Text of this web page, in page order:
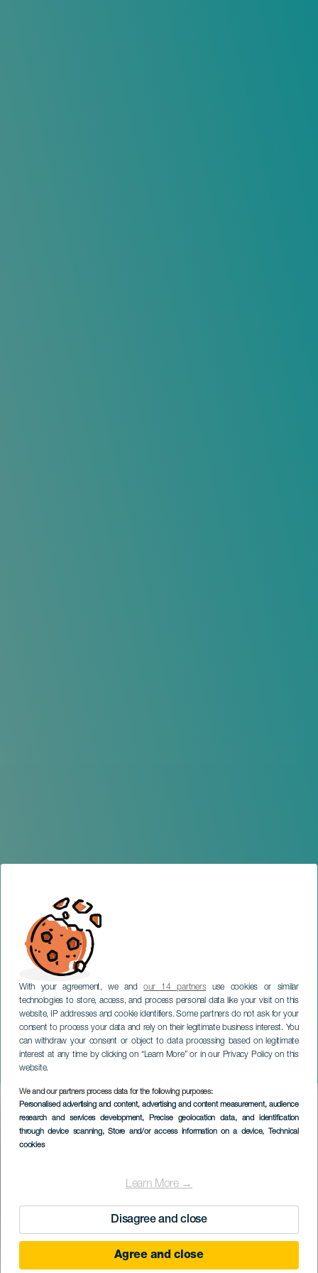
With your agreement, we andour 14 partnersuse cookies or similar
technologies to store, access, and process personal data like your visit on this
website, IP addresses and cookie identifiers. Some partners do not ask for your
consent to process your data and rely on their legitimate business interest. You
can withdraw your consent or object to data processing based on legitimate
interest at any time by clicking on “Learn More” or in our Privacy Policy on this
website.
We and our partners process data for the following purposes:
Personalised advertising and content, advertising and content measurement, audience
research and services development, Precise geolocation data, and identification
through device scanning, Store and/or access information on a device, Technical
cookies
Learn More →
Disagree and close
Agree and close
Wallfahrt zu Ehren von
San Isidro - La Victoria
TENERIFE
Imagen
Listado
29 August 2026